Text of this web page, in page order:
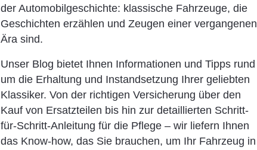
der Automobilgeschichte: klassische Fahrzeuge, die
Geschichten erzählen und Zeugen einer vergangenen
Ära sind.
Unser Blog bietet Ihnen Informationen und Tipps rund
um die Erhaltung und Instandsetzung Ihrer geliebten
Klassiker. Von der richtigen Versicherung über den
Kauf von Ersatzteilen bis hin zur detaillierten Schritt-
für-Schritt-Anleitung für die Pflege – wir liefern Ihnen
das Know-how, das Sie brauchen, um Ihr Fahrzeug in